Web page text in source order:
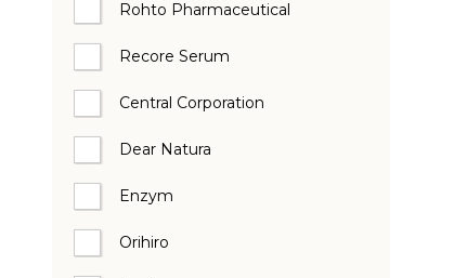
Rohto Pharmaceutical
Recore Serum
Central Corporation
Dear Natura
Enzym
Orihiro